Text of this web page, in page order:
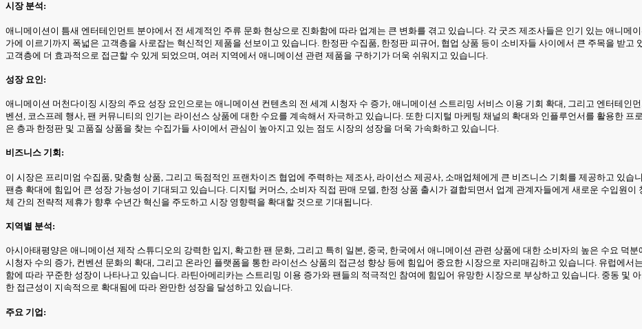
시장 분석:
애니메이션이 틈새 엔터테인먼트 분야에서 전 세계적인 주류 문화 현상으로 진화함에 따라 업계는 큰 변화를 겪고 있습니다. 각 굿즈 제조사들은 인기 있는 애니메
가에 이르기까지 폭넓은 고객층을 사로잡는 혁신적인 제품을 선보이고 있습니다. 한정판 수집품, 한정판 피규어, 협업 상품 등이 소비자들 사이에서 큰 주목을 받고
고객층에 더 효과적으로 접근할 수 있게 되었으며, 여러 지역에서 애니메이션 관련 제품을 구하기가 더욱 쉬워지고 있습니다.
성장 요인:
애니메이션 머천다이징 시장의 주요 성장 요인으로는 애니메이션 컨텐츠의 전 세계 시청자 수 증가, 애니메이션 스트리밍 서비스 이용 기회 확대, 그리고 엔터테인
벤션, 코스프레 행사, 팬 커뮤니티의 인기는 라이선스 상품에 대한 수요를 계속해서 자극하고 있습니다. 또한 디지털 마케팅 채널의 확대와 인플루언서를 활용한
은 층과 한정판 및 고품질 상품을 찾는 수집가들 사이에서 관심이 높아지고 있는 점도 시장의 성장을 더욱 가속화하고 있습니다.
비즈니스 기회:
이 시장은 프리미엄 수집품, 맞춤형 상품, 그리고 독점적인 프랜차이즈 협업에 주력하는 제조사, 라이선스 제공사, 소매업체에게 큰 비즈니스 기회를 제공하고 있습
팬층 확대에 힘입어 큰 성장 가능성이 기대되고 있습니다. 디지털 커머스, 소비자 직접 판매 모델, 한정 상품 출시가 결합되면서 업계 관계자들에게 새로운 수입원
체 간의 전략적 제휴가 향후 수년간 혁신을 주도하고 시장 영향력을 확대할 것으로 기대됩니다.
지역별 분석:
아시아태평양은 애니메이션 제작 스튜디오의 강력한 입지, 확고한 팬 문화, 그리고 특히 일본, 중국, 한국에서 애니메이션 관련 상품에 대한 소비자의 높은 수요 덕
시청자 수의 증가, 컨벤션 문화의 확대, 그리고 온라인 플랫폼을 통한 라이선스 상품의 접근성 향상 등에 힘입어 중요한 시장으로 자리매김하고 있습니다. 유럽에
함에 따라 꾸준한 성장이 나타나고 있습니다. 라틴아메리카는 스트리밍 이용 증가와 팬들의 적극적인 참여에 힘입어 유망한 시장으로 부상하고 있습니다. 중동 및
한 접근성이 지속적으로 확대됨에 따라 완만한 성장을 달성하고 있습니다.
주요 기업: